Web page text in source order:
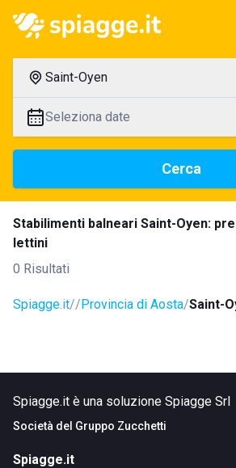
Saint-Oyen
Seleziona date
Cerca
Stabilimenti balneari Saint-Oyen:
lettini
0 Risultati
Spiagge.it Provincia di Aosta Saint-
Spiagge.it è una soluzione Spiagge Srl
Società del Gruppo Zucchetti
Spiagge.it